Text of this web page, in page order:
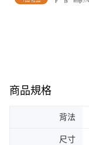
商品規格
背法
尺寸